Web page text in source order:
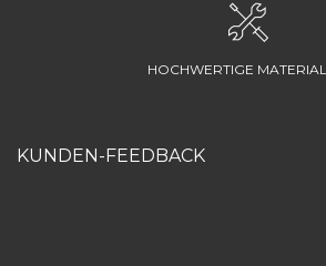
HOCHWERTIGE
KUNDEN-FEEDBACK